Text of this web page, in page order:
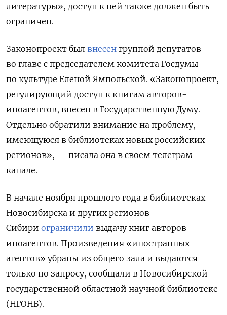
литературы», доступ к ней также должен быть
ограничен.
Законопроект был внесен группой депутатов
во главе с председателем комитета Госдумы
по культуре Еленой Ямпольской. «Законопроект,
регулирующий доступ к книгам авторов-
иноагентов, внесен в Государственную Думу.
Отдельно обратили внимание на проблему,
имеющуюся в библиотеках новых российских
регионов», — писала она в своем телеграм-
канале.
В начале ноября прошлого года в библиотеках
Новосибирска и других регионов
Сибири ограничили выдачу книг авторов-
иноагентов. Произведения «иностранных
агентов» убраны из общего зала и выдаются
только по запросу, сообщали в Новосибирской
государственной областной научной библиотеке
(НГОНБ).